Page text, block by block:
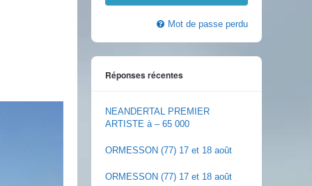
Mot de passe perdu
Réponses récentes
NEANDERTAL PREMIER
ARTISTE à – 65 000
ORMESSON (77) 17 et 18 août
ORMESSON (77) 17 et 18 août